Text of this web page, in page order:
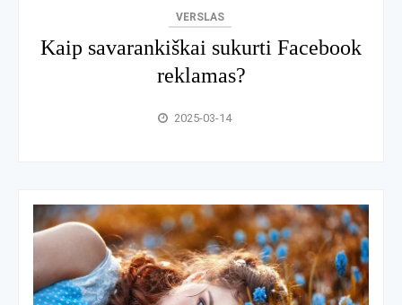
VERSLAS
Kaip savarankiškai sukurti Facebook
reklamas?
2025-03-14